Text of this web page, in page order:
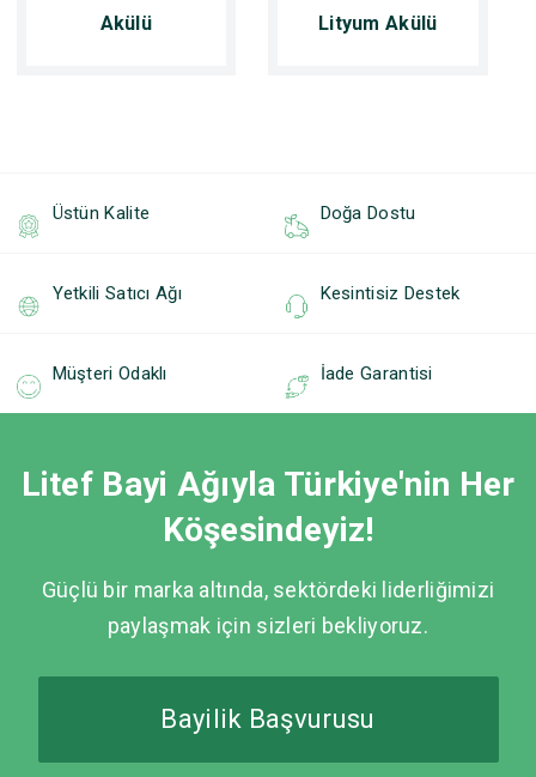
Akülü
Lityum Akülü
Üstün Kalite Doğa Dostu
Yetkili Satıcı Ağı Kesintisiz Destek
Müşteri Odaklı İade Garantisi
Litef Bayi Ağıyla Türkiye'nin Her
Köşesindeyiz!
Güçlü bir marka altında, sektördeki liderliğimizi
paylaşmak için sizleri bekliyoruz.
Bayilik Başvurusu